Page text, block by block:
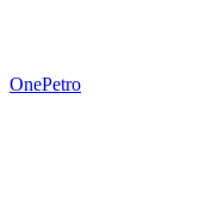
OnePetro